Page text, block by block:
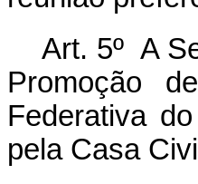
Art. 5º A
Promoção
Federativa
pela Casa